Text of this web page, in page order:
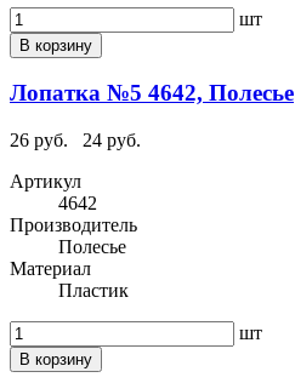
шт
В корзину
Лопатка №5 4642, Полесье
26 руб.
24 руб.
Артикул
4642
Производитель
Полесье
Материал
Пластик
шт
В корзину